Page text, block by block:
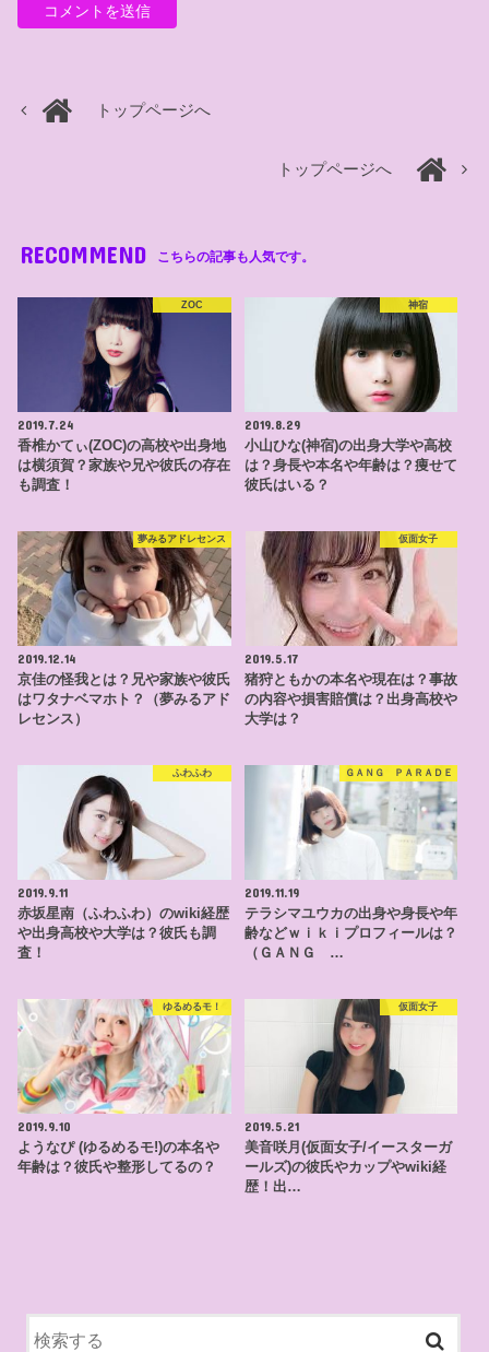
トップページへ
トップページへ
RECOMMEND こちらの記事も人気です。
ZOC
2019.7.24
香椎かてぃ(ZOC)の高校や出身地
は横須賀？家族や兄や彼氏の存在
も調査！
神宿
2019.8.29
小山ひな(神宿)の出身大学や高校
は？身長や本名や年齢は？痩せて
彼氏はいる？
夢みるアドレセンス
2019.12.14
京佳の怪我とは？兄や家族や彼氏
はワタナベマホト？（夢みるアド
レセンス）
仮面女子
2019.5.17
猪狩ともかの本名や現在は？事故
の内容や損害賠償は？出身高校や
大学は？
ふわふわ
2019.9.11
赤坂星南（ふわふわ）のwiki経歴
や出身高校や大学は？彼氏も調
査！
ＧＡＮＧ ＰＡＲＡＤＥ
2019.11.19
テラシマユウカの出身や身長や年
齢などｗｉｋｉプロフィールは？
（ＧＡＮＧ …
ゆるめるモ！
2019.9.10
ようなぴ (ゆるめるモ!)の本名や
年齢は？彼氏や整形してるの？
仮面女子
2019.5.21
美音咲月(仮面女子/イースターガ
ールズ)の彼氏やカップやwiki経
歴！出…